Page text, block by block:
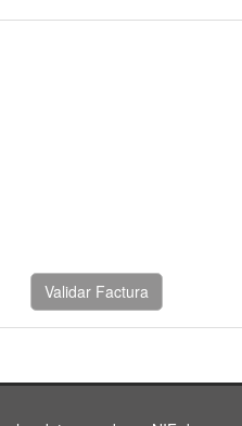
Validar Factura